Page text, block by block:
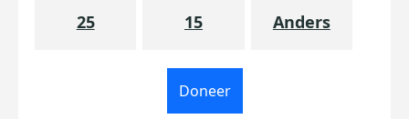
25 15 Anders
Doneer